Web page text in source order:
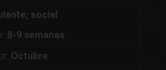
social
8-9 semanas
Octubre